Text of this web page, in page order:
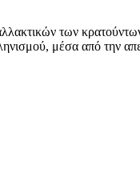
των κρατούντων
μέσα από την